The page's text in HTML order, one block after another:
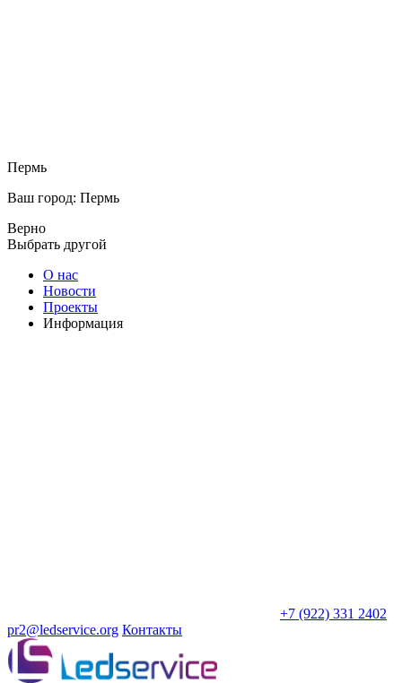
Пермь
Ваш город: Пермь
Верно
Выбрать другой
О нас
Новости
Проекты
Информация
+7 (922) 331 2402
pr2@ledservice.org Контакты